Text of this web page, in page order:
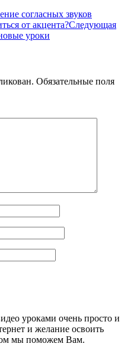
согласных звуков
от акцента?Следующая
уроки
Обязательные поля
уроками очень просто и
и желание освоить
мы поможем Вам.